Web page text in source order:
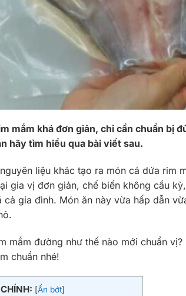
mắm khá đơn giản, chỉ cần chuẩn bị
hãy tìm hiểu qua bài viết sau.
liệu khác tạo ra món cá dứa rim
gia vị đơn giản, chế biến không cầu
gia đình. Món ăn này vừa hấp dẫn
mắm đường như thế nào mới chuẩn vị?
chuẩn nhé!
[Ẩn bớt]